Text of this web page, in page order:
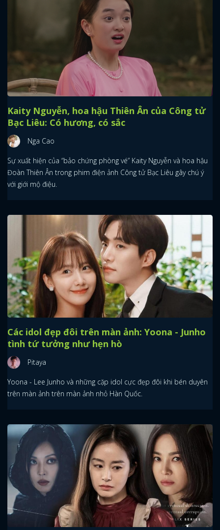
Kaity Nguyễn, hoa hậu Thiên Ân của Công tử
Bạc Liêu: Có hương, có sắc
Nga Cao
Sự xuất hiện của “bảo chứng phòng vé” Kaity Nguyễn và hoa hậu
Đoàn Thiên Ân trong phim điện ảnh Công tử Bạc Liêu gây chú ý
với giới mộ điệu.
Các idol đẹp đôi trên màn ảnh: Yoona - Junho
tình tứ tưởng như hẹn hò
Pitaya
Yoona - Lee Junho và những cặp idol cực đẹp đôi khi bén duyên
trên màn ảnh trên màn ảnh nhỏ Hàn Quốc.